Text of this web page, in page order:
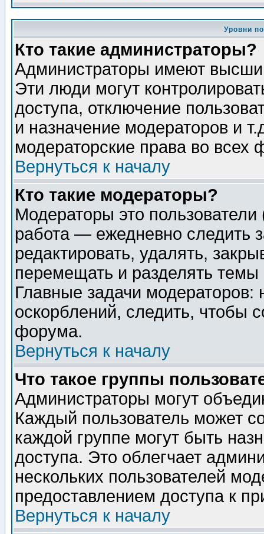
Уровни
Кто такие администраторы?
Администраторы имеют
Эти люди могут
доступа, отключение
и назначение модераторов и
модераторские права во всех
Вернуться к началу
Кто такие модераторы?
Модераторы это
работа — ежедневно следить
редактировать, удалять,
перемещать и разделять
Главные задачи
оскорблений, следить, чтобы
форума.
Вернуться к началу
Что такое группы
Администраторы могут
Каждый пользователь может
каждой группе могут быть
доступа. Это облегчает
нескольких пользователей
предоставлением доступа к
Вернуться к началу